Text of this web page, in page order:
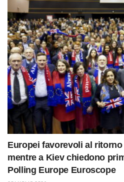
Europei favorevoli al ritorno
mentre a Kiev chiedono
Polling Europe Euroscope